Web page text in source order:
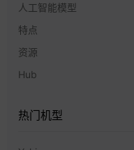
人工智能模型
特点
资源
Hub
热门机型